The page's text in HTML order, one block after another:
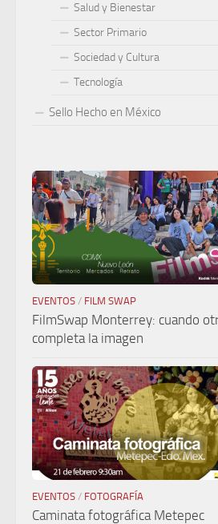
Salud y Bienestar
Sector Primario
Sociedad y Cultura
Tecnología
Sello Hecho en México
EVENTOS / FILM SWAP
FilmSwap Monterrey: cuando
completa la imagen
EVENTOS / FOTOGRAFÍA
Caminata fotográfica Metepec